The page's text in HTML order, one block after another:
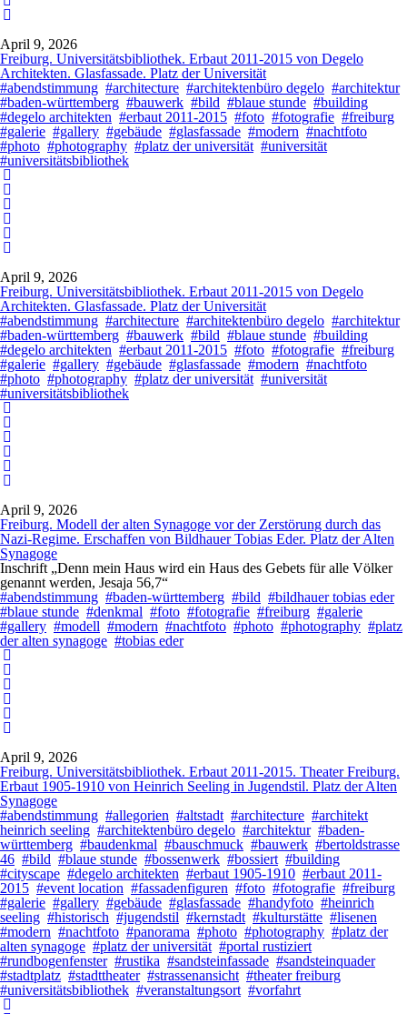
April 9, 2026
Freiburg. Universitätsbibliothek. Erbaut 2011-2015 von Degelo
Architekten. Glasfassade. Platz der Universität
#abendstimmung #architecture #architektenbüro degelo #architektur
#baden-württemberg #bauwerk #bild #blaue stunde #building
#degelo architekten #erbaut 2011-2015 #foto #fotografie #freiburg
#galerie #gallery #gebäude #glasfassade #modern #nachtfoto
#photo #photography #platz der universität #universität
#universitätsbibliothek
April 9, 2026
Freiburg. Universitätsbibliothek. Erbaut 2011-2015 von Degelo
Architekten. Glasfassade. Platz der Universität
#abendstimmung #architecture #architektenbüro degelo #architektur
#baden-württemberg #bauwerk #bild #blaue stunde #building
#degelo architekten #erbaut 2011-2015 #foto #fotografie #freiburg
#galerie #gallery #gebäude #glasfassade #modern #nachtfoto
#photo #photography #platz der universität #universität
#universitätsbibliothek
April 9, 2026
Freiburg. Modell der alten Synagoge vor der Zerstörung durch das
Nazi-Regime. Erschaffen von Bildhauer Tobias Eder. Platz der Alten
Synagoge
Inschrift „Denn mein Haus wird ein Haus des Gebets für alle Völker
genannt werden, Jesaja 56,7“
#abendstimmung #baden-württemberg #bild #bildhauer tobias eder
#blaue stunde #denkmal #foto #fotografie #freiburg #galerie
#gallery #modell #modern #nachtfoto #photo #photography #platz
der alten synagoge #tobias eder
April 9, 2026
Freiburg. Universitätsbibliothek. Erbaut 2011-2015. Theater Freiburg.
Erbaut 1905-1910 von Heinrich Seeling in Jugendstil. Platz der Alten
Synagoge
#abendstimmung #allegorien #altstadt #architecture #architekt
heinrich seeling #architektenbüro degelo #architektur #baden-
württemberg #baudenkmal #bauschmuck #bauwerk #bertoldstrasse
46 #bild #blaue stunde #bossenwerk #bossiert #building
#cityscape #degelo architekten #erbaut 1905-1910 #erbaut 2011-
2015 #event location #fassadenfiguren #foto #fotografie #freiburg
#galerie #gallery #gebäude #glasfassade #handyfoto #heinrich
seeling #historisch #jugendstil #kernstadt #kulturstätte #lisenen
#modern #nachtfoto #panorama #photo #photography #platz der
alten synagoge #platz der universität #portal rustiziert
#rundbogenfenster #rustika #sandsteinfassade #sandsteinquader
#stadtplatz #stadttheater #strassenansicht #theater freiburg
#universitätsbibliothek #veranstaltungsort #vorfahrt